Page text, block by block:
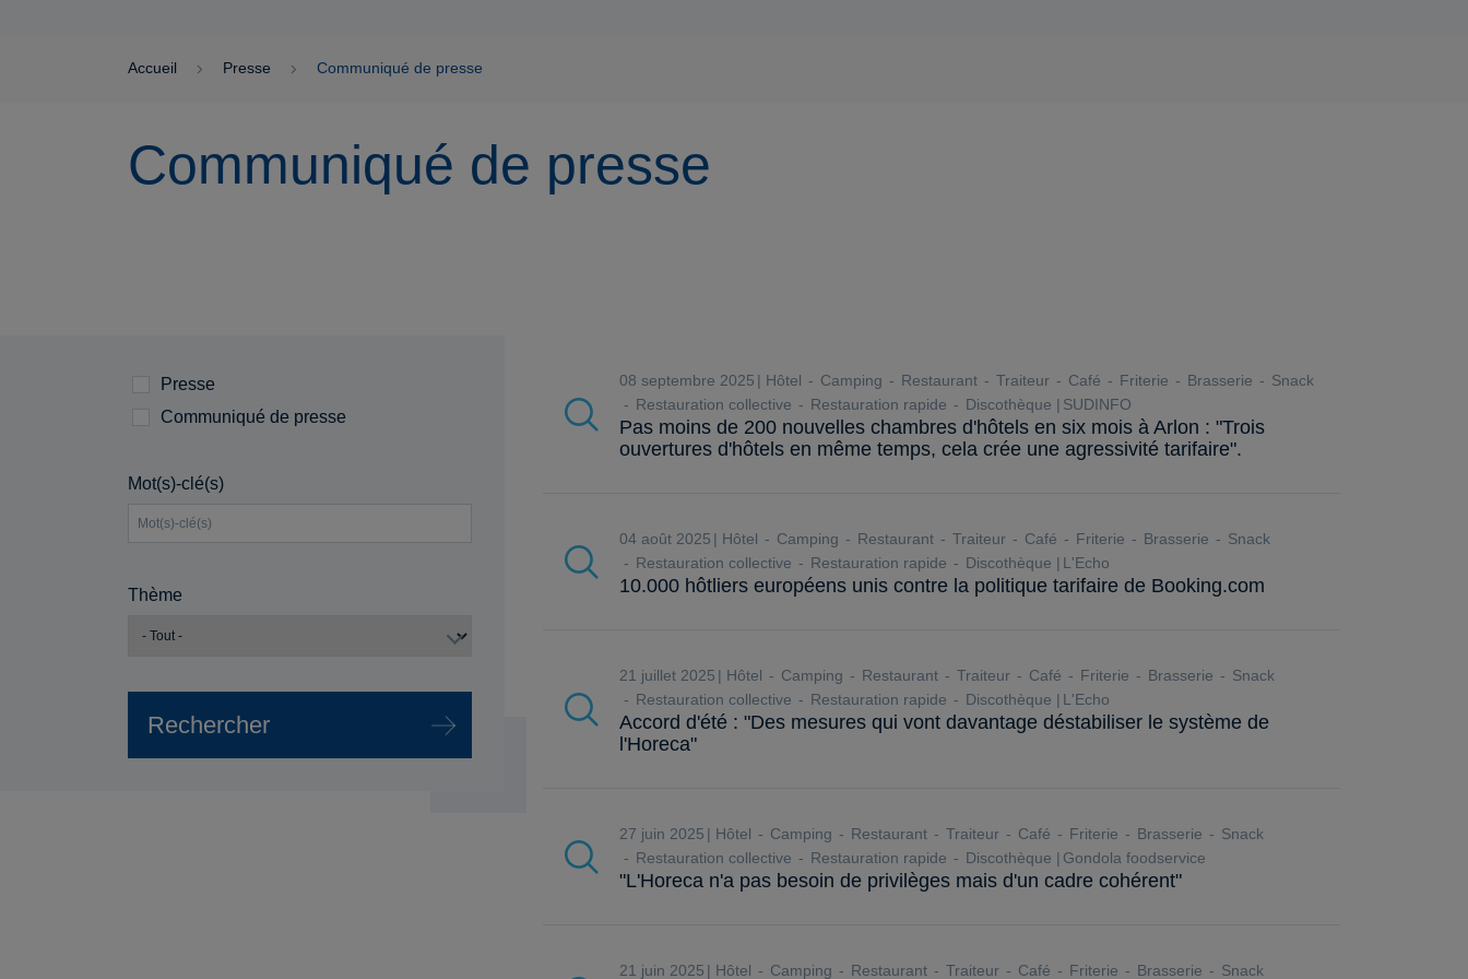
Accueil Presse Communiqué de presse
Communiqué de presse
Presse
Communiqué de presse
Mot(s)-clé(s)
Thème
08 septembre 2025 Hôtel Camping Restaurant Traiteur Café Friterie Brasserie
Snack
Restauration collective
Restauration rapide Discothèque SUDINFO
Pas moins de 200 nouvelles chambres d'hôtels en six mois à Arlon : "Trois
ouvertures d'hôtels en même temps, cela crée une agressivité tarifaire".
04 août 2025 Hôtel Camping Restaurant Traiteur Café Friterie Brasserie
Snack
Restauration collective
Restauration rapide Discothèque L'Echo
10.000 hôtliers européens unis contre la politique tarifaire de Booking.com
21 juillet 2025 Hôtel Camping Restaurant Traiteur Café Friterie Brasserie
Snack
Restauration collective
Restauration rapide Discothèque L'Echo
Accord d'été : "Des mesures qui vont davantage déstabiliser le système de
l'Horeca"
27 juin 2025 Hôtel Camping Restaurant Traiteur Café Friterie Brasserie
Snack
Restauration collective
Restauration rapide Discothèque Gondola foodservice
"L'Horeca n'a pas besoin de privilèges mais d'un cadre cohérent"
21 juin 2025 Hôtel Camping Restaurant Traiteur Café Friterie Brasserie
Snack